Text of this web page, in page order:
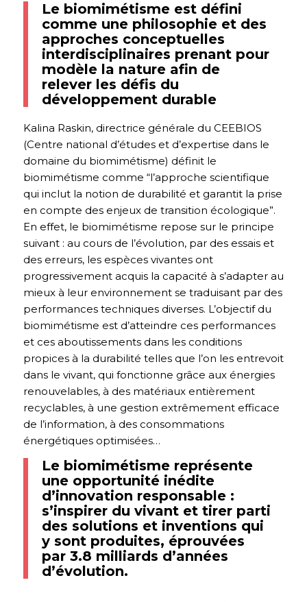
Le biomimétisme est défini
comme une philosophie et des
approches conceptuelles
interdisciplinaires prenant pour
modèle la nature afin de
relever les défis du
développement durable
Kalina Raskin, directrice générale du CEEBIOS
(Centre national d’études et d’expertise dans le
domaine du biomimétisme) définit le
biomimétisme comme “l’approche scientifique
qui inclut la notion de durabilité et garantit la prise
en compte des enjeux de transition écologique”.
En effet, le biomimétisme repose sur le principe
suivant : au cours de l’évolution, par des essais et
des erreurs, les espèces vivantes ont
progressivement acquis la capacité à s’adapter au
mieux à leur environnement se traduisant par des
performances techniques diverses. L’objectif du
biomimétisme est d’atteindre ces performances
et ces aboutissements dans les conditions
propices à la durabilité telles que l’on les entrevoit
dans le vivant, qui fonctionne grâce aux énergies
renouvelables, à des matériaux entièrement
recyclables, à une gestion extrêmement efficace
de l’information, à des consommations
énergétiques optimisées…
Le biomimétisme représente
une opportunité inédite
d’innovation responsable :
s’inspirer du vivant et tirer parti
des solutions et inventions qui
y sont produites, éprouvées
par 3.8 milliards d’années
d’évolution.